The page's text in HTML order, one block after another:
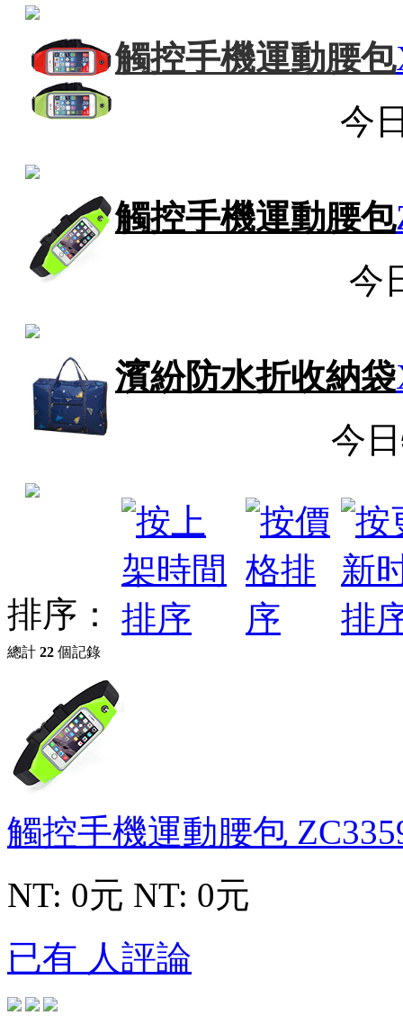
觸控手機運動腰包
今
觸控手機運動腰包
今
濱紛防水折收納袋
今
排序：
總計 22 個記錄
觸控手機運動腰包
NT: 0元 NT: 0元
已有 人評論